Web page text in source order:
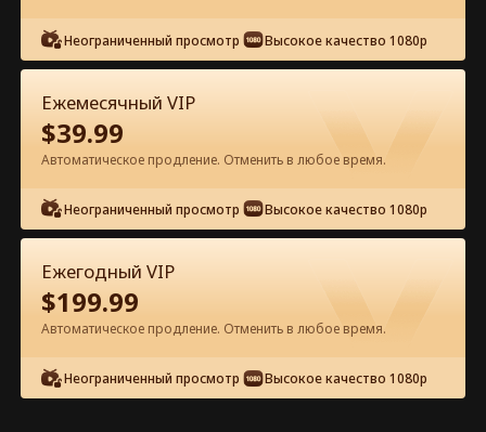
Эпизод 38 - Наследница: муж в
черном списке Полный фильм
0-49 50-85 Все эпизоды
38
Неограниченный просмотр Высокое качество 1080p
Ежемесячный VIP
$39.99
Автоматическое продление. Отменить в любое время.
Неограниченный просмотр Высокое качество 1080p
Ежегодный VIP
$199.99
Автоматическое продление. Отменить в любое время.
Неограниченный просмотр Высокое качество 1080p